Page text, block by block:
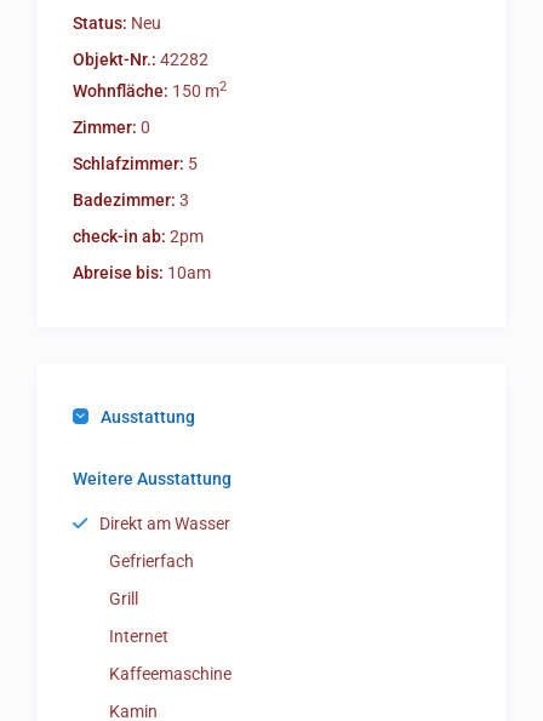
Status: Neu
Objekt-Nr.: 42282
Wohnfläche: 150 m2
Zimmer: 0
Schlafzimmer: 5
Badezimmer: 3
check-in ab: 2pm
Abreise bis: 10am
Ausstattung
Weitere Ausstattung
Direkt am Wasser
Gefrierfach
Grill
Internet
Kaffeemaschine
Kamin